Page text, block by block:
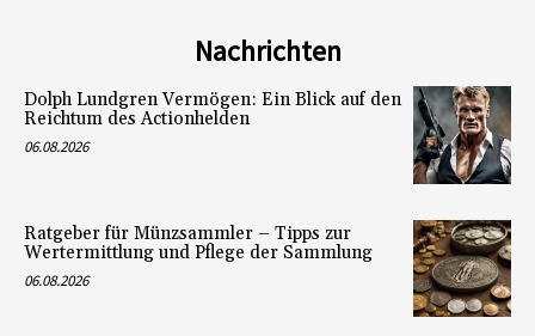
Nachrichten
Dolph Lundgren Vermögen: Ein Blick auf den
Reichtum des Actionhelden
06.08.2026
Ratgeber für Münzsammler – Tipps zur
Wertermittlung und Pflege der Sammlung
06.08.2026